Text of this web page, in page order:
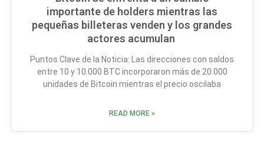
importante de holders mientras las
pequeñas billeteras venden y los grandes
actores acumulan
Puntos Clave de la Noticia: Las direcciones con saldos
entre 10 y 10.000 BTC incorporaron más de 20.000
unidades de Bitcoin mientras el precio oscilaba
READ MORE »